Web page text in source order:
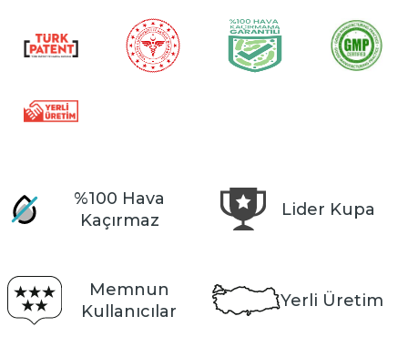
%100 Hava
Kaçırmaz
Lider Kupa
Memnun
Kullanıcılar
Yerli Üretim